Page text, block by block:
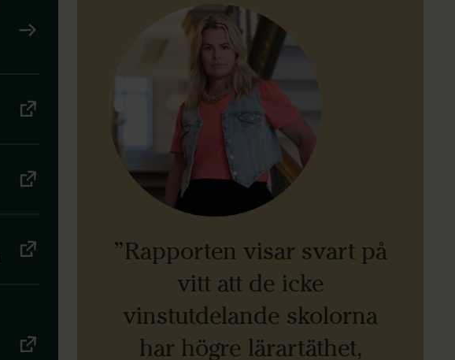
”Rapporten visar svart på
vitt att de icke
vinstutdelande skolorna
har högre lärartäthet,